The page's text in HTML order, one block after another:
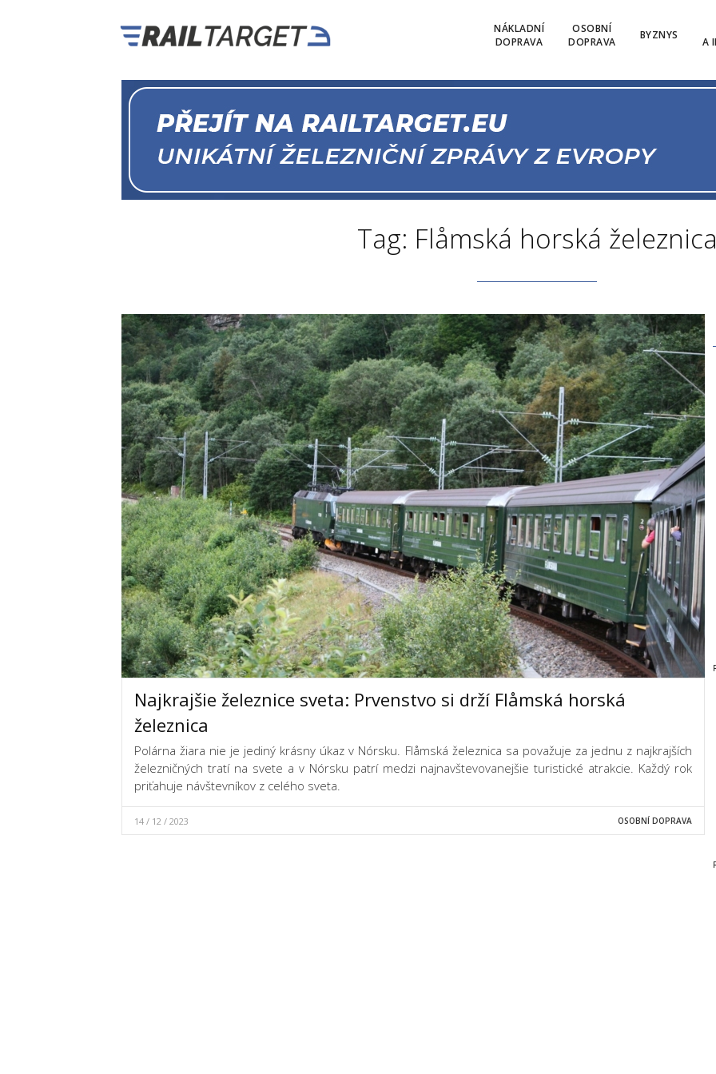
NÁKLADNÍ
DOPRAVA
OSOBNÍ
DOPRAVA
BYZNYS
A
Tag: Flåmská horská
Najkrajšie železnice sveta: Prvenstvo si drží Flåmská horská
železnica
Polárna žiara nie je jediný krásny úkaz v Nórsku. Flåmská železnica sa považuje za jednu z najkrajších
železničných tratí na svete a v Nórsku patrí medzi najnavštevovanejšie turistické atrakcie. Každý rok
priťahuje návštevníkov z celého sveta.
14 / 12 / 2023 OSOBNÍ DOPRAVA